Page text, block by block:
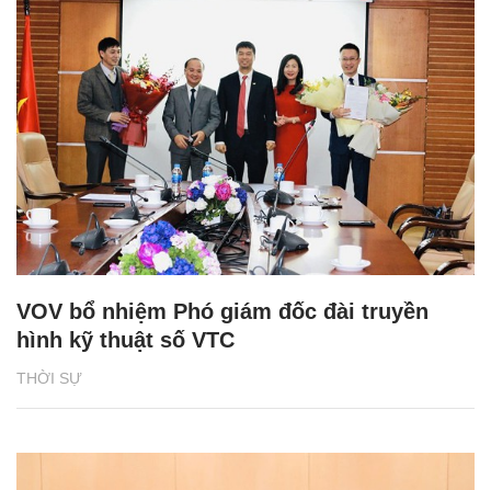
THỜI SỰ
VOV bổ nhiệm Phó giám đốc đài truyền
hình kỹ thuật số VTC